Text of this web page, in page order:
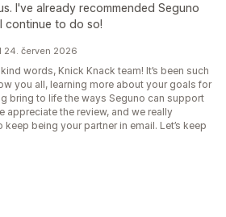
I've already recommended Seguno
continue to do so!
24. červen 2026
words, Knick Knack team! It’s been such
you all, learning more about your goals for
bring to life the ways Seguno can support
appreciate the review, and we really
being your partner in email. Let’s keep